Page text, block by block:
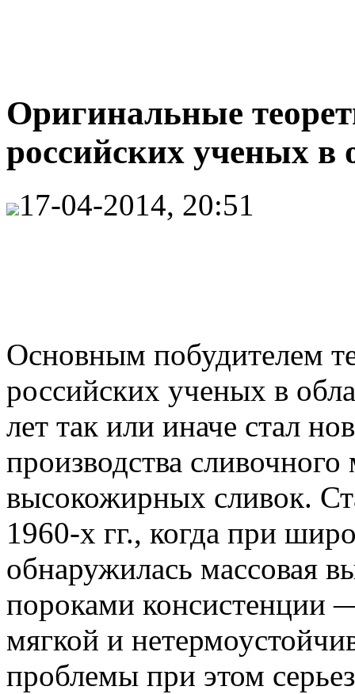
Оригинальные
российских ученых в
17-04-2014, 20:51
Основным побудителем
российских ученых в
лет так или иначе стал
производства
высокожирных сливок.
1960-х гг., когда при
обнаружилась массовая
пороками консистенции
мягкой и
проблемы при этом